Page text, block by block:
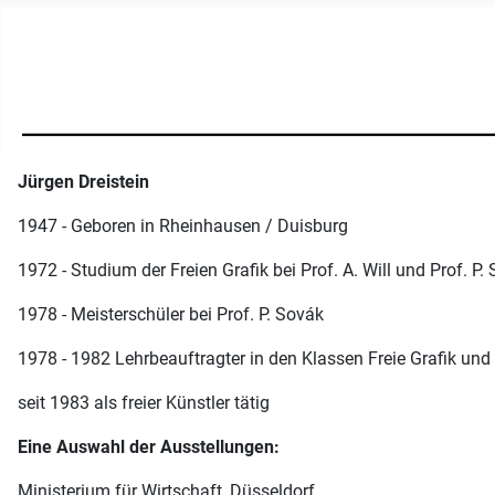
Jürgen Dreistein
1947 - Geboren in Rheinhausen / Duisburg
1972 - Studium der Freien Grafik bei Prof. A. Will und Prof. P.
1978 - Meisterschüler bei Prof. P. Sovák
1978 - 1982 Lehrbeauftragter in den Klassen Freie Grafik
seit 1983 als freier Künstler tätig
Eine Auswahl der Ausstellungen: